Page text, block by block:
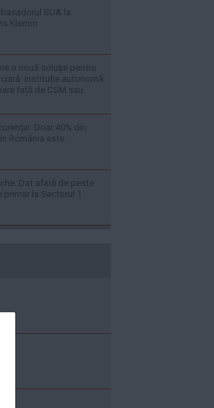
SUA la
Klemm
o nouă soluție pentru
instituție autonomă
față de CSM sau
Doar 40% din
România este
Dat afară de peste
primar la Sectorul 1